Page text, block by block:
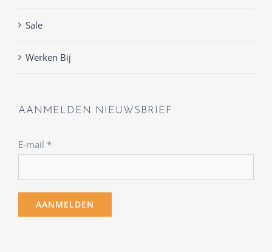
Sale
Werken Bij
AANMELDEN NIEUWSBRIEF
E-mail *